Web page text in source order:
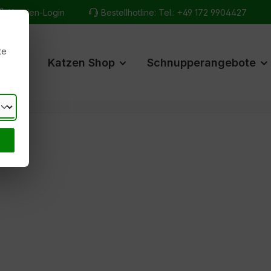
Kunden-Login Bestellhotline: Tel.: +49 172 9904427
Katzen Shop Schnupperangebote